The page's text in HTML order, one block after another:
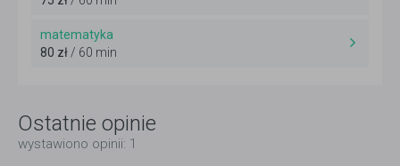
matematyka
80 zł / 60 min
Ostatnie opinie
wystawiono opinii: 1